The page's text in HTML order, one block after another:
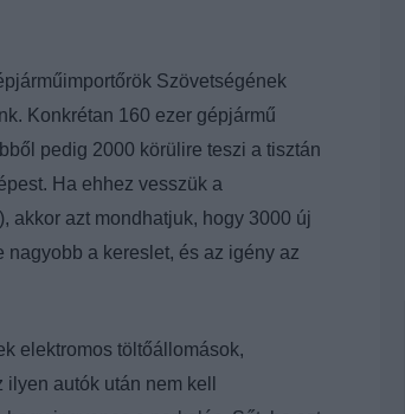
Szövetségének
Konkrétan 160 ezer gépjármű
pedig 2000 körülire teszi a tisztán
Ha ehhez vesszük a
akkor azt mondhatjuk, hogy 3000 új
a kereslet, és az igény az
elektromos töltőállomások,
autók után nem kell